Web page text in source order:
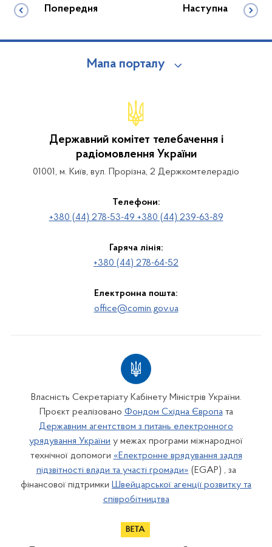
Попередня Наступна
Мапа порталу
Державний комітет телебачення і
радіомовлення України
01001, м. Київ, вул. Прорізна, 2 Держкомтелерадіо
Телефони:
+380 (44) 278-53-49 +380 (44) 239-63-89
Гаряча лінія:
+380 (44) 278-64-52
Електронна пошта:
office@comin.gov.ua
Власність Секретаріату Кабінету Міністрів України.
Проєкт реалізовано Фондом Східна Європата
Державним агентством з питань електронного
урядування України у межах програми міжнародної
технічної допомоги «Електронне врядування задля
підзвітності влади та участі громади» (EGAP) , за
фінансової підтримки Швейцарської агенції розвитку та
співробітництва